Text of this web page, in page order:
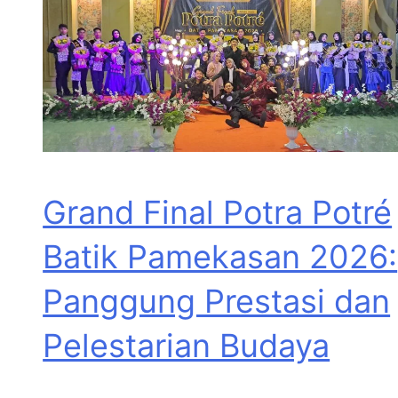
Grand Final Potra Potré
Batik Pamekasan 2026:
Panggung Prestasi dan
Pelestarian Budaya